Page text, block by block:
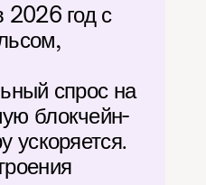
2026 год с
спрос на
блокчейн-
ускоряется.